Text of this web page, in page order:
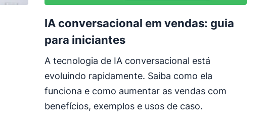
IA conversacional em vendas: guia
para iniciantes
A tecnologia de IA conversacional está
evoluindo rapidamente. Saiba como ela
funciona e como aumentar as vendas com
benefícios, exemplos e usos de caso.